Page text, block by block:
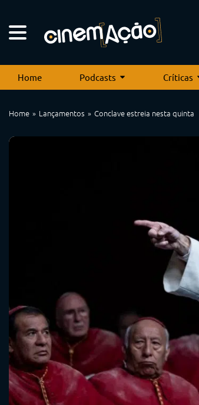
Home Podcasts Críticas
Home Lançamentos Conclave estreia nesta quinta